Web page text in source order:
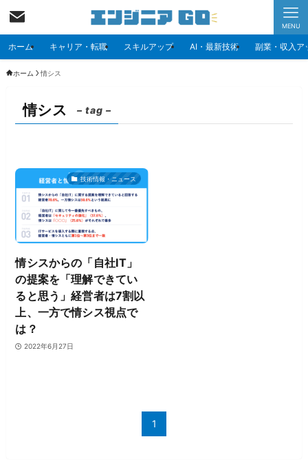
MENU
ホーム キャリア・転職 スキルアップ AI・最新技術 副業・収入ア
ホーム 情シス
情シス – tag –
技術情報・ニュース
情シスからの「自社IT」
の提案を「理解できてい
ると思う」経営者は7割以
上、一方で情シス視点で
は？
2022年6月27日
1